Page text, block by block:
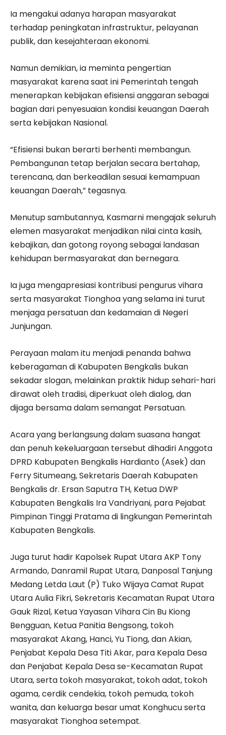
Ia mengakui adanya harapan masyarakat
terhadap peningkatan infrastruktur, pelayanan
publik, dan kesejahteraan ekonomi.
Namun demikian, ia meminta pengertian
masyarakat karena saat ini Pemerintah tengah
menerapkan kebijakan efisiensi anggaran sebagai
bagian dari penyesuaian kondisi keuangan Daerah
serta kebijakan Nasional.
“Efisiensi bukan berarti berhenti membangun.
Pembangunan tetap berjalan secara bertahap,
terencana, dan berkeadilan sesuai kemampuan
keuangan Daerah,” tegasnya.
Menutup sambutannya, Kasmarni mengajak seluruh
elemen masyarakat menjadikan nilai cinta kasih,
kebajikan, dan gotong royong sebagai landasan
kehidupan bermasyarakat dan bernegara.
Ia juga mengapresiasi kontribusi pengurus vihara
serta masyarakat Tionghoa yang selama ini turut
menjaga persatuan dan kedamaian di Negeri
Junjungan.
Perayaan malam itu menjadi penanda bahwa
keberagaman di Kabupaten Bengkalis bukan
sekadar slogan, melainkan praktik hidup sehari-hari
dirawat oleh tradisi, diperkuat oleh dialog, dan
dijaga bersama dalam semangat Persatuan.
Acara yang berlangsung dalam suasana hangat
dan penuh kekeluargaan tersebut dihadiri Anggota
DPRD Kabupaten Bengkalis Hardianto (Asek) dan
Ferry Situmeang, Sekretaris Daerah Kabupaten
Bengkalis dr. Ersan Saputra TH, Ketua DWP
Kabupaten Bengkalis Ira Vandriyani, para Pejabat
Pimpinan Tinggi Pratama di lingkungan Pemerintah
Kabupaten Bengkalis.
Juga turut hadir Kapolsek Rupat Utara AKP Tony
Armando, Danramil Rupat Utara, Danposal Tanjung
Medang Letda Laut (P) Tuko Wijaya Camat Rupat
Utara Aulia Fikri, Sekretaris Kecamatan Rupat Utara
Gauk Rizal, Ketua Yayasan Vihara Cin Bu Kiong
Bengguan, Ketua Panitia Bengsong, tokoh
masyarakat Akang, Hanci, Yu Tiong, dan Akian,
Penjabat Kepala Desa Titi Akar, para Kepala Desa
dan Penjabat Kepala Desa se-Kecamatan Rupat
Utara, serta tokoh masyarakat, tokoh adat, tokoh
agama, cerdik cendekia, tokoh pemuda, tokoh
wanita, dan keluarga besar umat Konghucu serta
masyarakat Tionghoa setempat.